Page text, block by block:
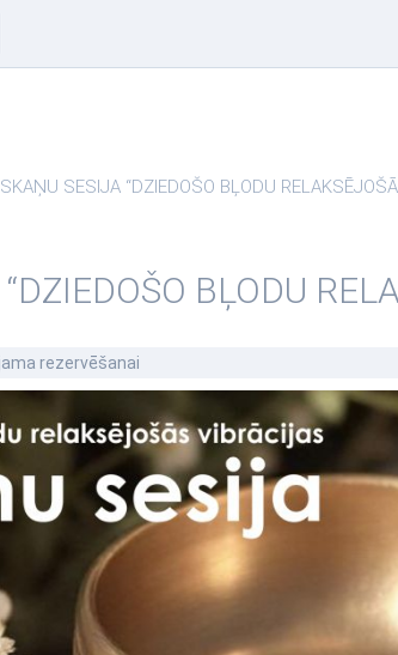
SKAŅU SESIJA “DZIEDOŠO BĻODU
BĻODU
rezervēšanai